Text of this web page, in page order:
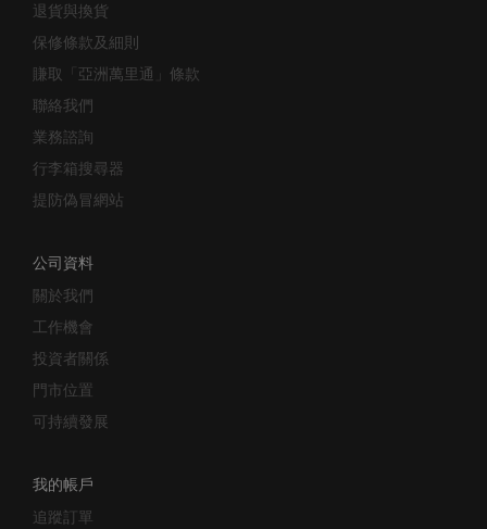
退貨與換貨
保修條款及細則
賺取「亞洲萬里通」條款
聯絡我們
業務諮詢
行李箱搜尋器
提防偽冒網站
公司資料
關於我們
工作機會
投資者關係
門市位置
可持續發展
我的帳戶
追蹤訂單